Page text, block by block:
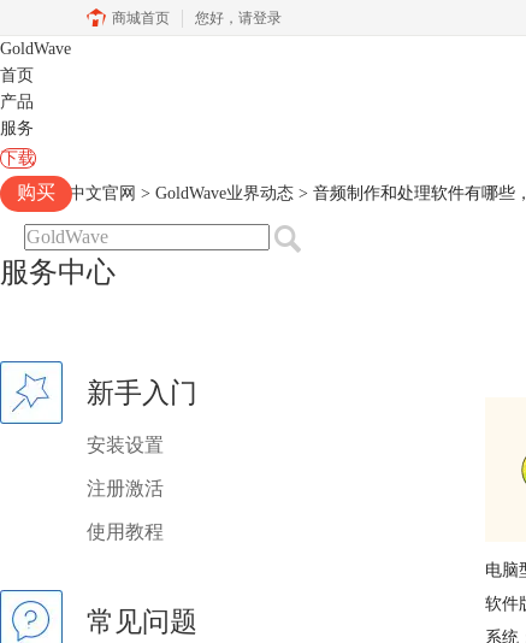
商城首页 您好， 请登录
GoldWave
首页
产品
服务
下载
购买
Goldwave中文官网 > GoldWave业界动态 > 音频制作和处理软件有哪些
服务中心
新手入门
安装设置
注册激活
使用教程
常见问题
电脑
软件
系统